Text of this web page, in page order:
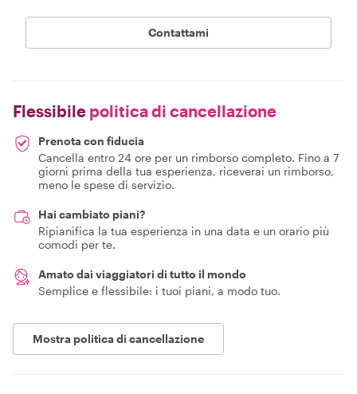
Contattami
Flessibile politica di cancellazione
Prenota con fiducia
Cancella entro 24 ore per un rimborso completo. Fino a 7
giorni prima della tua esperienza, riceverai un rimborso,
meno le spese di servizio.
Hai cambiato piani?
Ripianifica la tua esperienza in una data e un orario più
comodi per te.
Amato dai viaggiatori di tutto il mondo
Semplice e flessibile: i tuoi piani, a modo tuo.
Mostra politica di cancellazione